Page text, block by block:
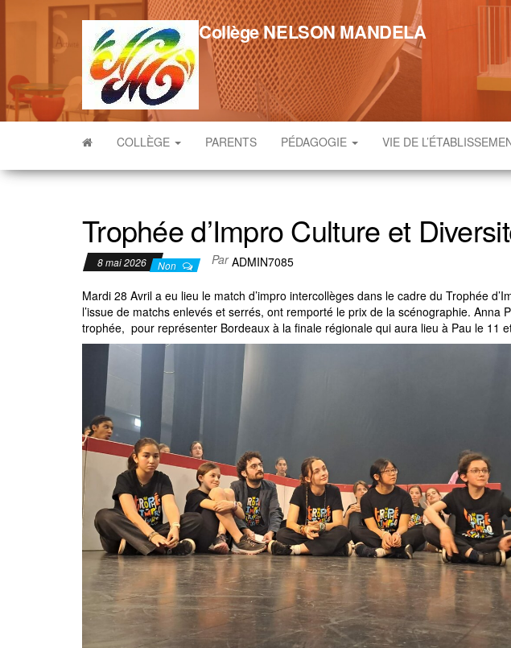
Collège NELSON MANDELA
COLLÈGE PARENTS PÉDAGOGIE VIE DE
Trophée d’Impro Culture et
8 mai 2026 Non ParADMIN7085
Mardi 28 Avril a eu lieu le match d’impro intercollèges dans le cadre du Trophée
l’issue de matchs enlevés et serrés, ont remporté le prix de la scénographie.
trophée, pour représenter Bordeaux à la finale régionale qui aura lieu à Pau le 11